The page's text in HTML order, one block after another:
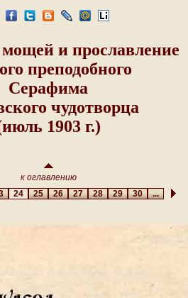
и прославление
преподобного
Серафима
чудотворца
1903 г.)
к оглавлению
24 252627282930...